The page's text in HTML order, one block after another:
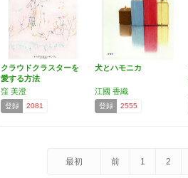
クラウドクラスターを
愛する方法
窪 美澄
登録 2081
犬とハモニカ
江國 香織
登録 2555
最初 前 1 2